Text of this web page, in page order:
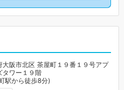
大阪市北区 茶屋町１９番１９号アプ
タワー１９階
駅から徒歩8分)